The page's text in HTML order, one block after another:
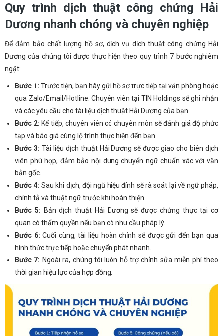
Quy trình dịch thuật công chứng Hải
Dương nhanh chóng và chuyên nghiệp
Để đảm bảo chất lượng hồ sơ, dịch vụ dịch thuật công chứng Hải
Dương của chúng tôi được thực hiện theo quy trình 7 bước nghiêm
ngặt:
Bước 1: Trước tiện, bạn hãy gửi hồ sơ trực tiếp tại văn phòng hoặc
qua Zalo/Email/Hotline. Chuyên viên tại TIN Holdings sẽ ghi nhận
và các yêu cầu cho tài liệu dịch thuật Hải Dương của bạn.
Bước 2: Kế tiếp, chuyên viên có chuyên môn sẽ đánh giá độ phức
tạp và báo giá cùng lộ trình thực hiện đến bạn.
Bước 3: Tài liệu dịch thuật Hải Dương sẽ được giao cho biên dịch
viên phù hợp, đảm bảo nội dung chuyển ngữ chuẩn xác với văn
bản gốc.
Bước 4: Sau khi dịch, đội ngũ hiệu đính sẽ rà soát lại về ngữ pháp,
chính tả và thuật ngữ trước khi hoàn thiện.
Bước 5: Bản dịch thuật Hải Dương sẽ được chứng thực tại cơ
quan có thẩm quyền nếu bạn có nhu cầu pháp lý.
Bước 6:Cuối cùng, tài liệu hoàn chỉnh sẽ được gửi đến bạn qua
hình thức trực tiếp hoặc chuyển phát nhanh.
Bước 7: Ngoài ra, chúng tôi luôn hỗ trợ chỉnh sửa miễn phí theo
thời gian hiệu lực của hợp đồng.